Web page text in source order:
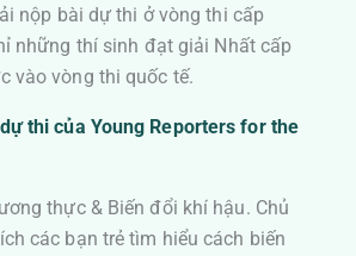
nộp bài dự thi ở vòng thi cấp
những thí sinh đạt giải Nhất cấp
vào vòng thi quốc tế.
thi của Young Reporters for the
thực & Biến đổi khí hậu. Chủ
các bạn trẻ tìm hiểu cách biến